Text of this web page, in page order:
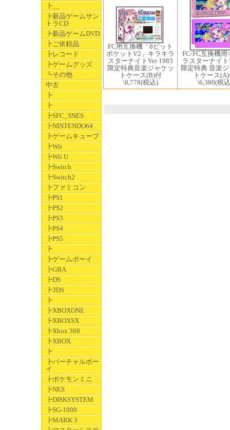
┣__
┣新品ゲームサン
トラCD
┣新品ゲームDVD
┣ご依頼品
┣レコード
┣ゲームグッズ
┗その他
中古
┣
┣
┣SFC_SNES
┣NINTENDO64
┣ゲームキューブ
┣Wii
┣Wii U
┣Switch
┣Switch2
┣ファミコン
┣PS1
┣PS2
┣PS3
┣PS4
┣PS5
┣
┣ゲームボーイ
┣GBA
┣DS
┣3DS
┣
┣XBOXONE
┣XBOXSX
┣Xbox 360
┣XBOX
┣
┣バーチャルボー
イ
┣ポケモンミニ
┣NES
┣DISKSYSTEM
┣SG-1000
┣MARK 3
FC用互換機「8ビット
ポケットV2」キラキラ
スターナイトVer 1983
限定特典音楽ジャケッ
トケース(B)付
\8,778(税込)
FC/FC互換機用
ラスターナイ
限定特典 音楽
トケース
\6,380(税